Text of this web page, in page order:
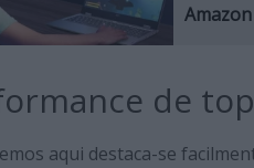
Amazon
de
aqui destaca-se